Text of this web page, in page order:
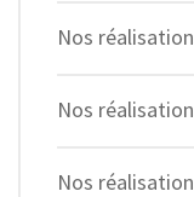
Nos
Nos
Nos